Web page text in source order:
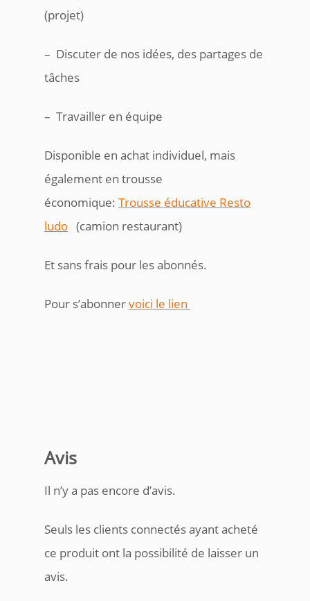
(projet)
– Discuter de nos idées, des partages de
tâches
– Travailler en équipe
Disponible en achat individuel, mais
également en trousse
économique: Trousse éducative Resto
ludo (camion restaurant)
Et sans frais pour les abonnés.
Pour s’abonnervoici le lien
Avis
Il n’y a pas encore d’avis.
Seuls les clients connectés ayant acheté
ce produit ont la possibilité de laisser un
avis.